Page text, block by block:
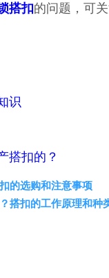
搭扣的问题，可
识
搭扣的？
的选购和注意事项
搭扣的工作原理和种